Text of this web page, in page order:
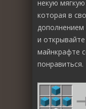
некую
которая в
дополнением
и
майнкрафте
понравиться.